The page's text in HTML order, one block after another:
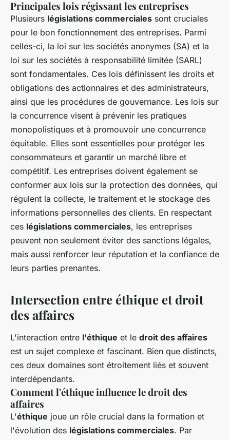
Principales lois régissant les entreprises
Plusieurs législations commerciales sont cruciales
pour le bon fonctionnement des entreprises. Parmi
celles-ci, la loi sur les sociétés anonymes (SA) et la
loi sur les sociétés à responsabilité limitée (SARL)
sont fondamentales. Ces lois définissent les droits et
obligations des actionnaires et des administrateurs,
ainsi que les procédures de gouvernance. Les lois sur
la concurrence visent à prévenir les pratiques
monopolistiques et à promouvoir une concurrence
équitable. Elles sont essentielles pour protéger les
consommateurs et garantir un marché libre et
compétitif. Les entreprises doivent également se
conformer aux lois sur la protection des données, qui
régulent la collecte, le traitement et le stockage des
informations personnelles des clients. En respectant
ces législations commerciales, les entreprises
peuvent non seulement éviter des sanctions légales,
mais aussi renforcer leur réputation et la confiance de
leurs parties prenantes.
Intersection entre éthique et droit
des affaires
L'interaction entre l'éthique et le droit des affaires
est un sujet complexe et fascinant. Bien que distincts,
ces deux domaines sont étroitement liés et souvent
interdépendants.
Comment l'éthique influence le droit des
affaires
L'éthique joue un rôle crucial dans la formation et
l'évolution des législations commerciales. Par